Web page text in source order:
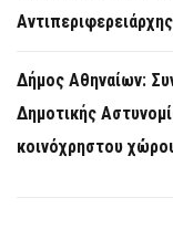
Δήμος Αθηναίων:
Δημοτικής
κοινόχρηστου